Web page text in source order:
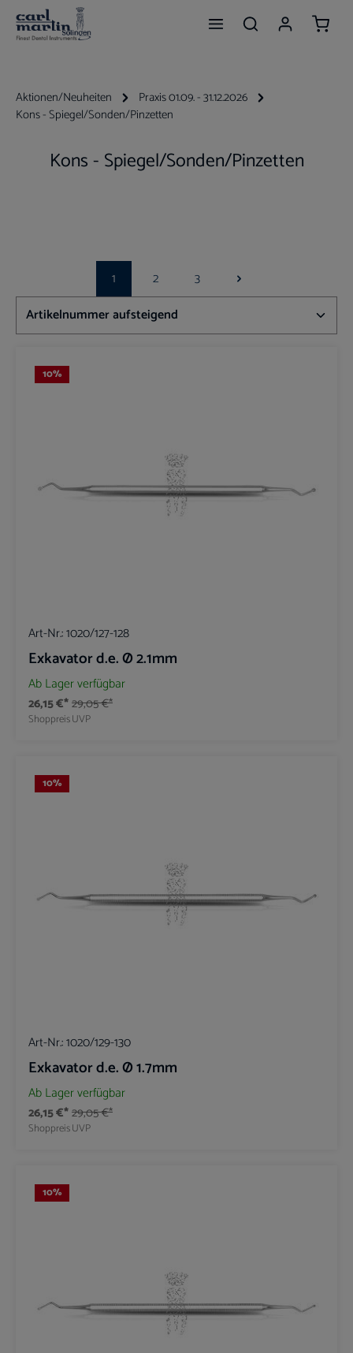
Zum Hauptinhalt springen
Aktionen/Neuheiten
Praxis 01.09. - 31.12.2026
Kons - Spiegel/Sonden/Pinzetten
Kons - Spiegel/Sonden/Pinzetten
Seite
1 Seite
2 Seite
3
10%
Art-Nr.:1020/127-128
Exkavator d.e. Ø 2.1mm
Ab Lager verfügbar
26,15 €*
Shoppreis
29,05 €*
UVP
10%
Art-Nr.:1020/129-130
Exkavator d.e. Ø 1.7mm
Ab Lager verfügbar
26,15 €*
Shoppreis
29,05 €*
UVP
10%